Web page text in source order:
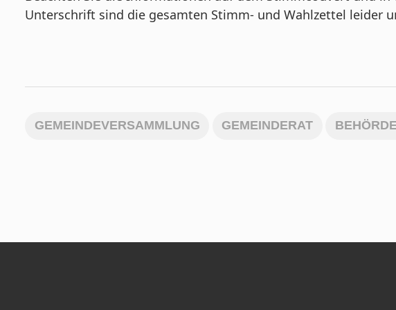
Unterschrift sind die gesamten Stimm- und Wahlzettel leider
GEMEINDEVERSAMMLUNG GEMEINDERAT